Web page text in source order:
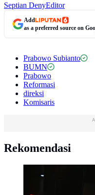
Septian DenyEditor
Add
as a preferred source on
Prabowo Subianto
BUMN
Prabowo
Reformasi
direksi
Komisaris
Rekomendasi